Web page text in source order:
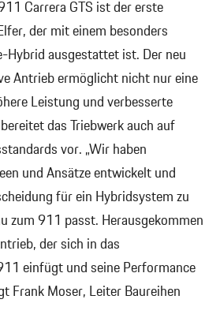
Carrera GTS ist der erste
der mit einem besonders
Hybrid ausgestattet ist. Der neu
Antrieb ermöglicht nicht nur eine
Leistung und verbesserte
das Triebwerk auch auf
vor. „Wir haben
und Ansätze entwickelt und
für ein Hybridsystem zu
zum 911 passt. Herausgekommen
der sich in das
einfügt und seine Performance
Frank Moser, Leiter Baureihen